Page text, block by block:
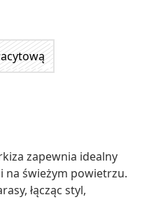
zapewnia idealny
na świeżym powietrzu.
łącząc styl,